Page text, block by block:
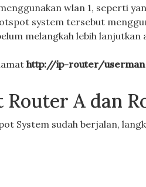
wlan 1, seperti
system tersebut
melangkah lebih lanjutkan
http://ip-router/userman
A dan
System sudah berjalan,